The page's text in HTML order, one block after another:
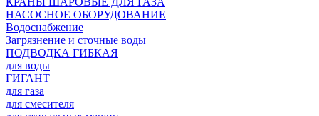
НАСОСНОЕ ОБОРУДОВАНИЕ
Водоснабжение
Загрязнение и сточные воды
ПОДВОДКА ГИБКАЯ
для воды
ГИГАНТ
для газа
для смесителя